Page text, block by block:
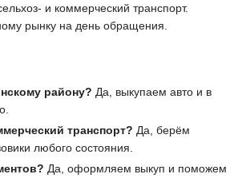
и коммерческий транспорт.
рынку на день обращения.
району? Да, выкупаем авто и в
транспорт? Да, берём
любого состояния.
Да, оформляем выкуп и поможем